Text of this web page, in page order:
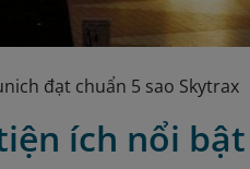
đạt chuẩn 5 sao Skytrax
ích nổi